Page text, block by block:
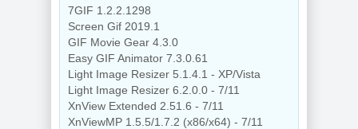
7GIF 1.2.2.1298
Screen Gif 2019.1
GIF Movie Gear 4.3.0
Easy GIF Animator 7.3.0.61
Light Image Resizer 5.1.4.1 - XP/Vista
Light Image Resizer 6.2.0.0 - 7/11
XnView Extended 2.51.6 - 7/11
XnViewMP 1.5.5/1.7.2 (x86/x64) - 7/11